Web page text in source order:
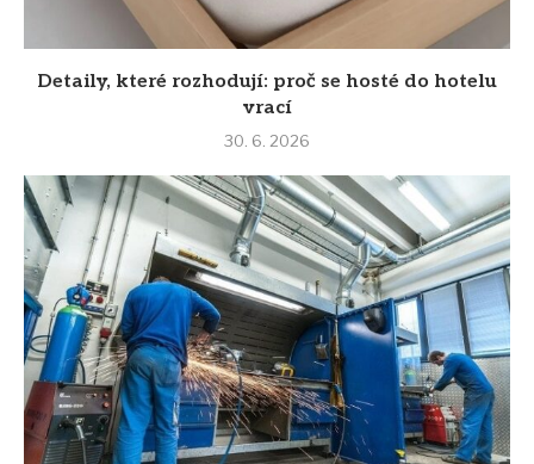
Detaily, které rozhodují: proč se hosté do hotelu
vrací
30. 6. 2026